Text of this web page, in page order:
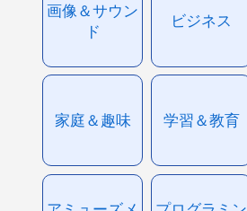
画像＆サウン
ド
ビジネス
家庭＆趣味 学習＆教育